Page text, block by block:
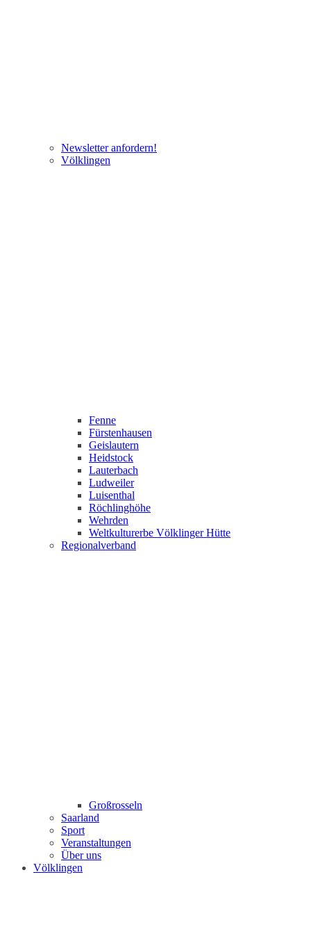
Newsletter anfordern!
Völklingen
Fenne
Fürstenhausen
Geislautern
Heidstock
Lauterbach
Ludweiler
Luisenthal
Röchlinghöhe
Wehrden
Weltkulturerbe Völklinger Hütte
Regionalverband
Großrosseln
Saarland
Sport
Veranstaltungen
Über uns
Völklingen